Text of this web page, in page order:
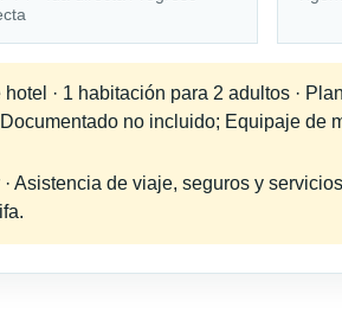
· 1 habitación para 2 adultos ·
no incluido; Equipaje de
Asistencia de viaje, seguros y